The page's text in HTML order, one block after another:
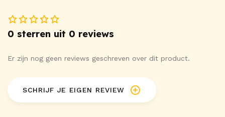
0 sterren uit 0 reviews
Er zijn nog geen reviews geschreven over dit product.
SCHRIJF JE EIGEN REVIEW